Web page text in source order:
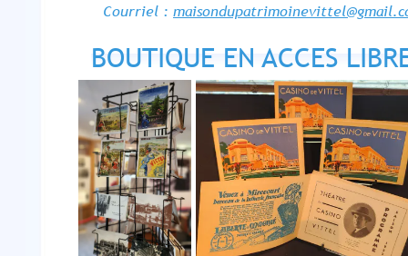
Courriel :
BOUTIQUE EN ACCES